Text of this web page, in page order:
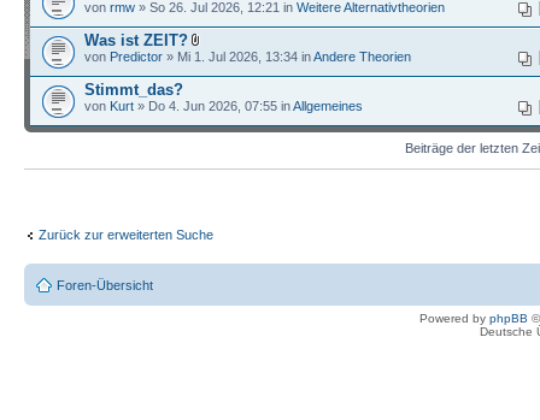
von rmw » So 26. Jul 2026, 12:21 in Weitere Alternativtheorien
Was ist ZEIT?
von Predictor » Mi 1. Jul 2026, 13:34 inAndere Theorien
Stimmt_das?
von Kurt » Do 4. Jun 2026, 07:55 inAllgemeines
Beiträge der letzten
Zurück zur erweiterten Suche
Foren-Übersicht
Powered by phpBB
Deutsche